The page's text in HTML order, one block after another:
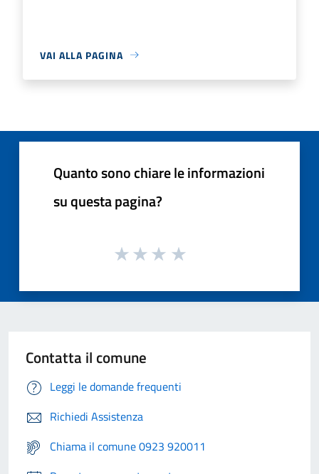
VAI ALLA PAGINA
Quanto sono chiare le informazioni
su questa pagina?
Contatta il comune
Leggi le domande frequenti
Richiedi Assistenza
Chiama il comune 0923 920011